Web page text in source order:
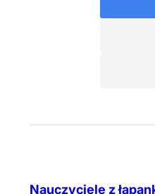
Nauczyciele z